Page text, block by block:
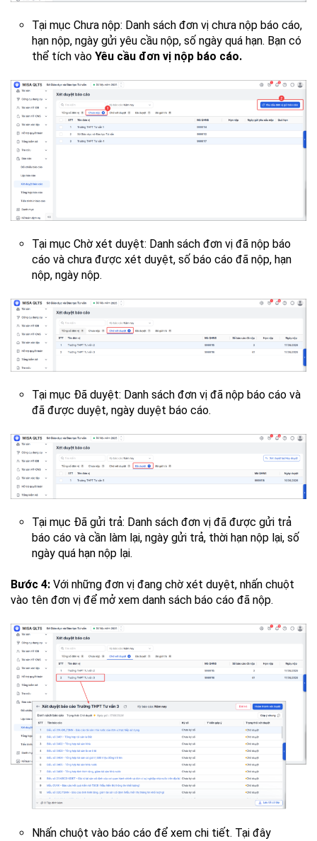
Tại mục Chưa nộp: Danh sách đơn vị chưa nộp báo cáo,
hạn nộp, ngày gửi yêu cầu nộp, số ngày quá hạn. Bạn có
thể tích vào Yêu cầu đơn vị nộp báo cáo.
Tại mục Chờ xét duyệt: Danh sách đơn vị đã nộp báo
cáo và chưa được xét duyệt, số báo cáo đã nộp, hạn
nộp, ngày nộp.
Tại mục Đã duyệt: Danh sách đơn vị đã nộp báo cáo và
đã được duyệt, ngày duyệt báo cáo.
Tại mục Đã gửi trả: Danh sách đơn vị đã được gửi trả
báo cáo và cần làm lại, ngày gửi trả, thời hạn nộp lại, số
ngày quá hạn nộp lại.
Bước 4: Với những đơn vị đang chờ xét duyệt, nhấn chuột
vào tên đơn vị để mở xem danh sách báo cáo đã nộp.
Nhấn chuột vào báo cáo để xem chi tiết. Tại đây